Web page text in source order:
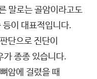
말로는 골암이라고도
이 대표적입니다.
단으로 진단이
가 종종 있습니다.
암에 걸렸을 때